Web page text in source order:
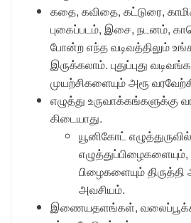
கதை, கவிதை, கட்டுரை,
புகைப்படம், இசை, நடனம்,
போன்ற எந்த வடிவத்திலும்
இருக்கலாம். புதுப்புது
முயற்சிகளையும் அரூ
எழுத்து உருவாக்கங்களுக்கு
கிடையாது.
யூனிகோட்
பிழைகளையும்
அவசியம்.
இணையதளங்கள்,